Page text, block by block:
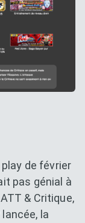
de février
pas génial à
& Critique,
la